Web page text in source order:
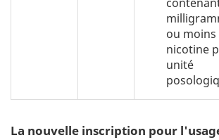
ou moins
nicotine
unité
La nouvelle inscription pour